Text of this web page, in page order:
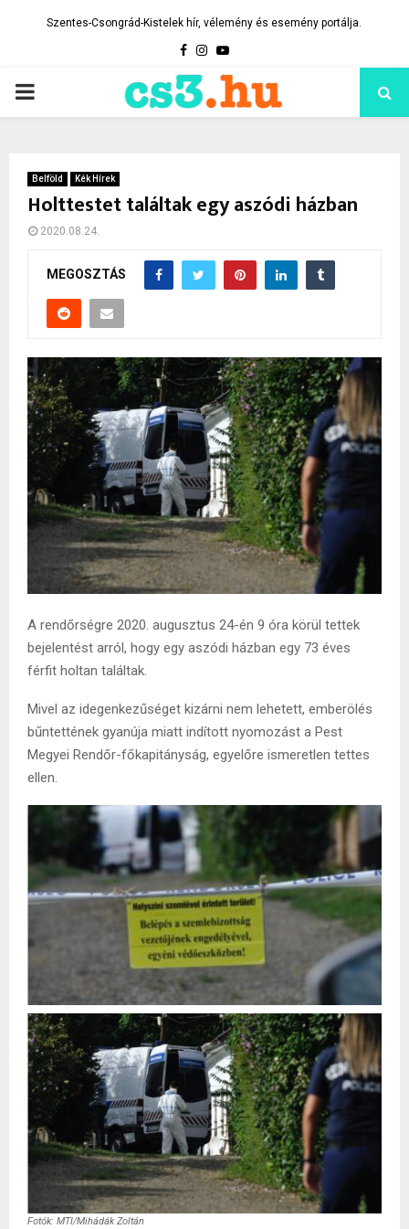
Szentes-Csongrád-Kistelek hír, vélemény és esemény portálja.
Facebook
Instagram
Youtube
PRIMARY
Belföld Kék Hírek
Holttestet találtak egy aszódi házban
2020.08.24.
MEGOSZTÁS
A rendőrségre 2020. augusztus 24-én 9 óra körül tettek
bejelentést arról, hogy egy aszódi házban egy 73 éves
férfit holtan találtak.
Mivel az idegenkezűséget kizárni nem lehetett, emberölés
bűntettének gyanúja miatt indított nyomozást a Pest
Megyei Rendőr-főkapitányság, egyelőre ismeretlen tettes
ellen.
Fotók: MTI/Mihádák Zoltán